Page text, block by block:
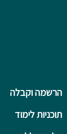
תוכניות לימוד
הרשמה וקבלה